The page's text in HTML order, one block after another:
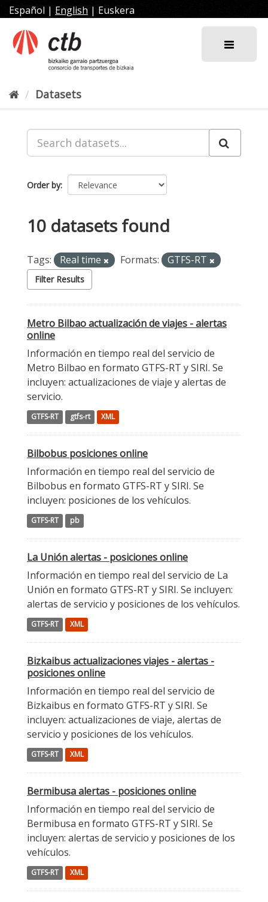
Skip
to
content
Español | English | Euskera
Datasets
Order by
10 datasets found
Tags: Real time Formats: GTFS-RT
Filter Results
Metro Bilbao actualización de viajes - alertas
online
Información en tiempo real del servicio de
Metro Bilbao en formato GTFS-RT y SIRI. Se
incluyen: actualizaciones de viaje y alertas de
servicio.
GTFS-RT gtfs-rt XML
Bilbobus posiciones online
Información en tiempo real del servicio de
Bilbobus en formato GTFS-RT y SIRI. Se
incluyen: posiciones de los vehículos.
GTFS-RT pb
La Unión alertas - posiciones online
Información en tiempo real del servicio de La
Unión en formato GTFS-RT y SIRI. Se incluyen:
alertas de servicio y posiciones de los vehículos.
GTFS-RT XML
Bizkaibus actualizaciones viajes - alertas -
posiciones online
Información en tiempo real del servicio de
Bizkaibus en formato GTFS-RT y SIRI. Se
incluyen: actualizaciones de viaje, alertas de
servicio y posiciones de los vehículos.
GTFS-RT XML
Bermibusa alertas - posiciones online
Información en tiempo real del servicio de
Bermibusa en formato GTFS-RT y SIRI. Se
incluyen: alertas de servicio y posiciones de los
vehículos.
GTFS-RT XML